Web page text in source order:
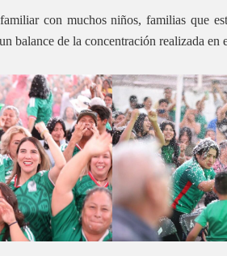
con muchos niños, familias que
balance de la concentración realizada en